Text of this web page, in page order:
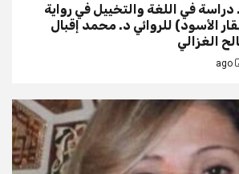
دراسة في اللغة والتخييل في رواية
الأسود) للروائي د. محمد إقبال
الغزالي